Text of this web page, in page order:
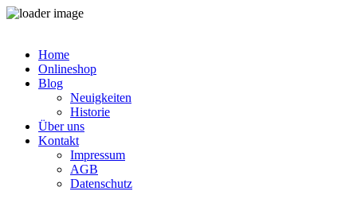
springenHome
Onlineshop
Blog
Neuigkeiten
Historie
Über uns
Kontakt
Impressum
AGB
Datenschutz